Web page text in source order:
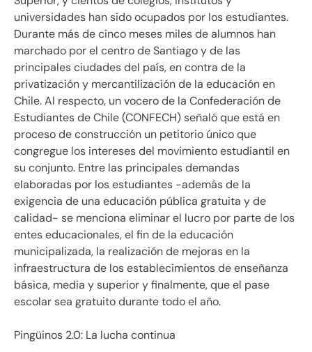
universidades han sido ocupados por los estudiantes.
Durante más de cinco meses miles de alumnos han
marchado por el centro de Santiago y de las
principales ciudades del país, en contra de la
privatización y mercantilización de la educación en
Chile. Al respecto, un vocero de la Confederación de
Estudiantes de Chile (CONFECH) señaló que está en
proceso de construcción un petitorio único que
congregue los intereses del movimiento estudiantil en
su conjunto. Entre las principales demandas
elaboradas por los estudiantes -además de la
exigencia de una educación pública gratuita y de
calidad- se menciona eliminar el lucro por parte de los
entes educacionales, el fin de la educación
municipalizada, la realización de mejoras en la
infraestructura de los establecimientos de enseñanza
básica, media y superior y finalmente, que el pase
escolar sea gratuito durante todo el año.
Pingüinos 2.0: La lucha continua